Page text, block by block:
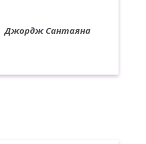
Джордж Сантаяна